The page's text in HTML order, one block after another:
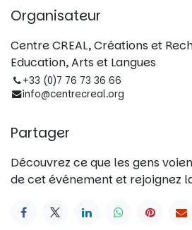
Organisateur
Centre CREAL, Créations et
Education, Arts et Langues
+33 (0)7 76 73 36 66
info@centrecreal.org
Partager
Découvrez ce que les gens
de cet événement et rejoignez